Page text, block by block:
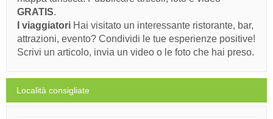
martedì,
11/08/26 33°C cielo sereno
12/08/26
32°C cielo sereno
Ivan Nane (Holiday-Link.Com)
GRATIS.
I viaggiatori Hai visitato un interessante ristorante, bar,
attrazioni, evento? Condividi le tue esperienze positive!
Scrivi un articolo, invia un video o le foto che hai preso.
Località consigliate